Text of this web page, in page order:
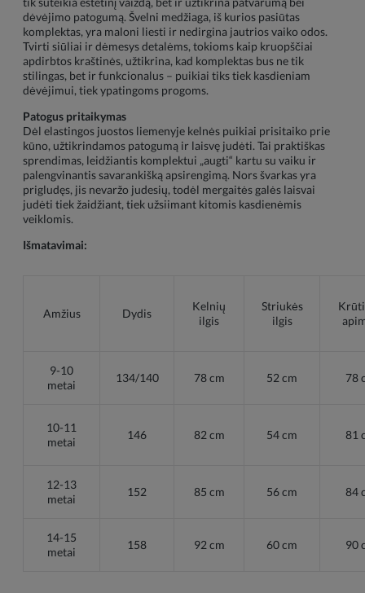
dėvėjimo patogumą. Švelni medžiaga, iš kurios pasiūtas
komplektas, yra maloni liesti ir nedirgina jautrios vaiko odos.
Tvirti siūliai ir dėmesys detalėms, tokioms kaip kruopščiai
apdirbtos kraštinės, užtikrina, kad komplektas bus ne tik
stilingas, bet ir funkcionalus – puikiai tiks tiek kasdieniam
dėvėjimui, tiek ypatingoms progoms.
Patogus pritaikymas
Dėl elastingos juostos liemenyje kelnės puikiai prisitaiko prie
kūno, užtikrindamos patogumą ir laisvę judėti. Tai praktiškas
sprendimas, leidžiantis komplektui „augti“ kartu su vaiku ir
palengvinantis savarankišką apsirengimą. Nors švarkas yra
prigludęs, jis nevaržo judesių, todėl mergaitės galės laisvai
judėti tiek žaidžiant, tiek užsiimant kitomis kasdienėmis
veiklomis.
Išmatavimai:
Amžius Dydis
Kelnių
ilgis
Striukės
ilgis
9-10
metai
134/140 78 cm 52 cm 78
10-11
metai
146 82 cm 54 cm 81
12-13
metai
152 85 cm 56 cm 84
14-15
metai
158 92 cm 60 cm 90